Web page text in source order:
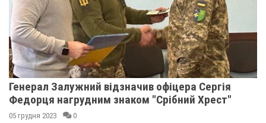
Генерал Залужний відзначив офіцера Сергія
Федорця нагрудним знаком "Срібний Хрест"
05 грудня 2023 0